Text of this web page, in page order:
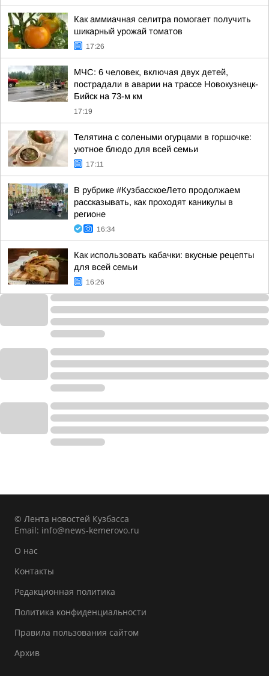
Как аммиачная селитра помогает получить
шикарный урожай томатов
17:26
МЧС: 6 человек, включая двух детей,
пострадали в аварии на трассе Новокузнецк-
Бийск на 73-м км
17:19
Телятина с солеными огурцами в горшочке:
уютное блюдо для всей семьи
17:11
В рубрике #КузбасскоеЛето продолжаем
рассказывать, как проходят каникулы в
регионе
16:34
Как использовать кабачки: вкусные рецепты
для всей семьи
16:26
© Лента новостей Кузбасса
Email: info@news-kemerovo.ru
О нас
Контакты
Редакционная политика
Политика конфиденциальности
Правила пользования сайтом
Архив